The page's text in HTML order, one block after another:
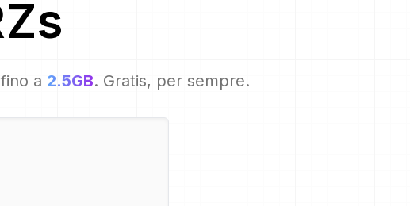
s
a 2.5GB. Gratis, per sempre.